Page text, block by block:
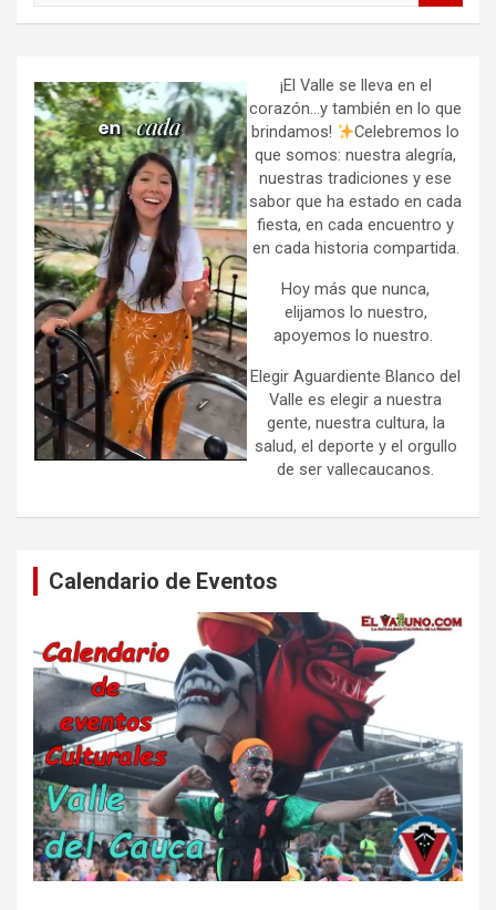
h
¡El Valle se lleva en el
corazón…y también en lo que
brindamos!
Celebremos lo
que somos: nuestra alegría,
nuestras tradiciones y ese
sabor que ha estado en cada
fiesta, en cada encuentro y
en cada historia compartida.
Hoy más que nunca,
elijamos lo nuestro,
apoyemos lo nuestro.
Elegir Aguardiente Blanco del
Valle es elegir a nuestra
gente, nuestra cultura, la
salud, el deporte y el orgullo
de ser vallecaucanos.
Calendario de Eventos